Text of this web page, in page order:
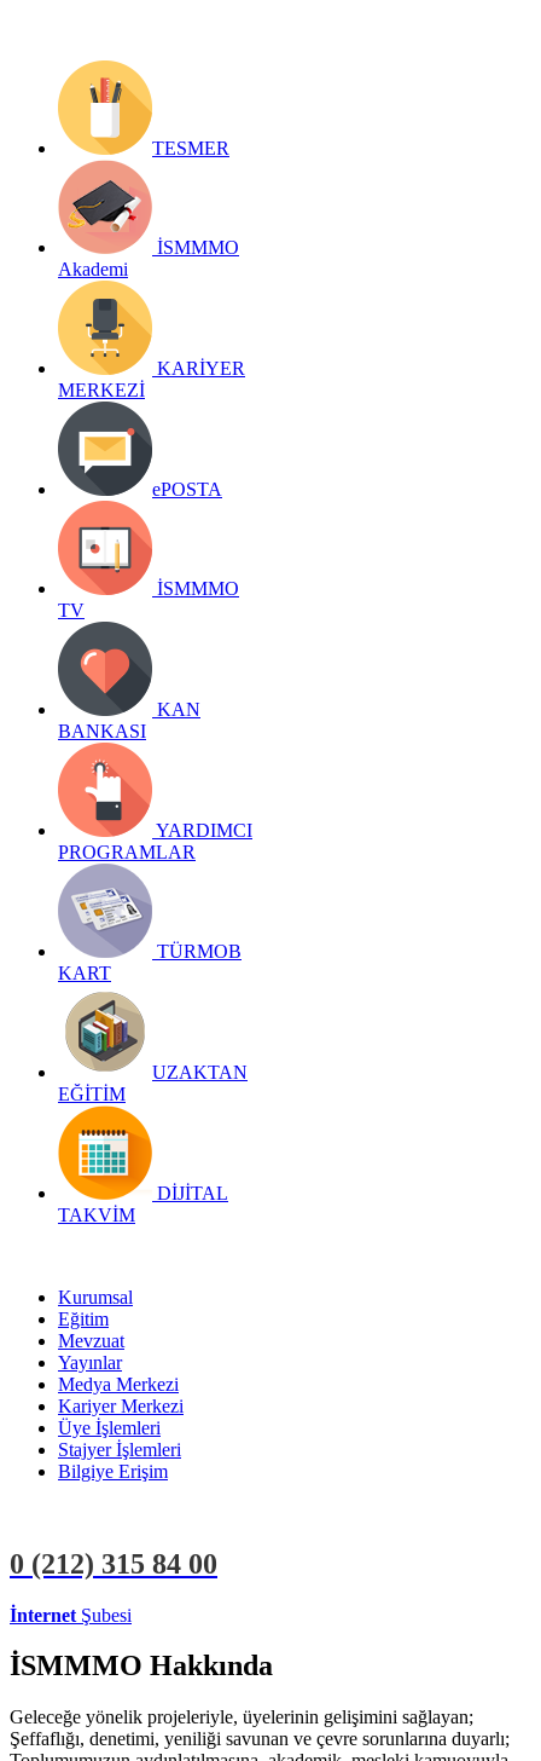
TESMER
İSMMMO
Akademi
KARİYER
MERKEZİ
ePOSTA
İSMMMO
TV
KAN
BANKASI
YARDIMCI
PROGRAMLAR
TÜRMOB
KART
UZAKTAN
EĞİTİM
DİJİTAL
TAKVİM
Kurumsal
Eğitim
Mevzuat
Yayınlar
Medya Merkezi
Kariyer Merkezi
Üye İşlemleri
Stajyer İşlemleri
Bilgiye Erişim
0 (212) 315 84 00
İnternet Şubesi
İSMMMO Hakkında
Geleceğe yönelik projeleriyle, üyelerinin gelişimini sağlayan;
Şeffaflığı, denetimi, yeniliği savunan ve çevre sorunlarına duyarlı;